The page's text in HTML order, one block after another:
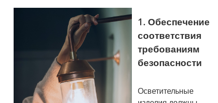
1. Обеспечение
соответствия
требованиям
безопасности
Осветительные